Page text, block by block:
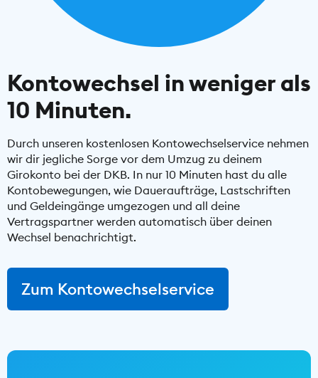
Kontowechsel in weniger als
10 Minuten.
Durch unseren kostenlosen Kontowechselservice nehmen
wir dir jegliche Sorge vor dem Umzug zu deinem
Girokonto bei der DKB. In nur 10 Minuten hast du alle
Kontobewegungen, wie Daueraufträge, Lastschriften
und Geldeingänge umgezogen und all deine
Vertragspartner werden automatisch über deinen
Wechsel benachrichtigt.
Zum Kontowechselservice